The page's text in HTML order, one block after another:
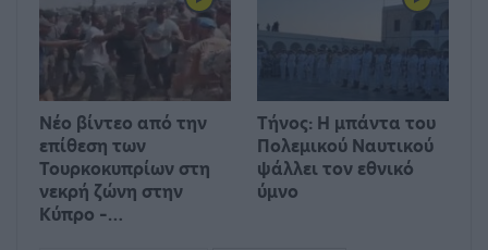
Νέο βίντεο από την
επίθεση των
Τουρκοκυπρίων στη
νεκρή ζώνη στην
Κύπρο –…
Τήνος: Η μπάντα του
Πολεμικού Ναυτικού
ψάλλει τον εθνικό
ύμνο